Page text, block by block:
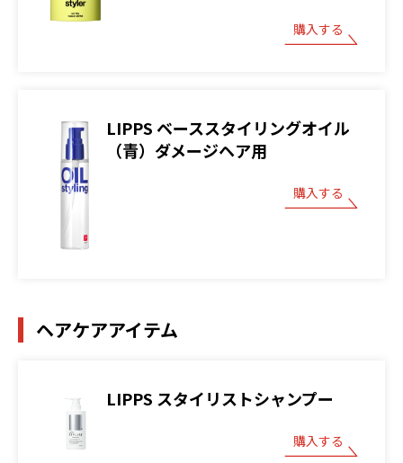
購入する
LIPPS ベーススタイリングオイル
（青）ダメージヘア用
購入する
ヘアケアアイテム
LIPPS スタイリストシャンプー
購入する